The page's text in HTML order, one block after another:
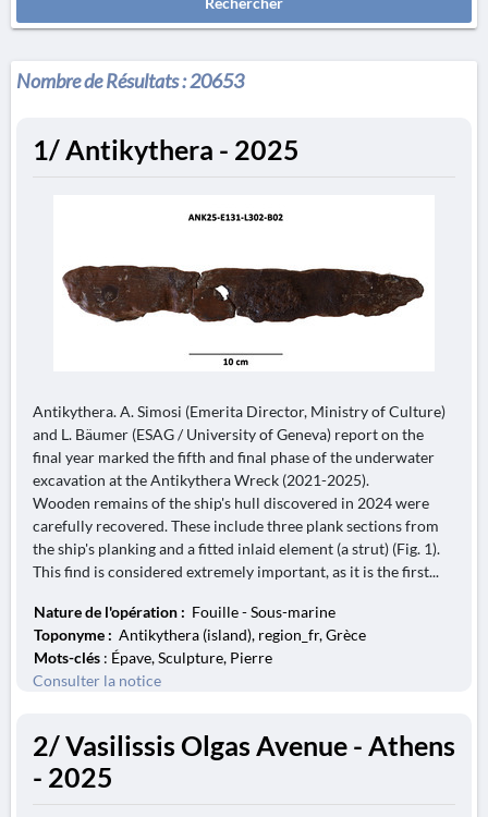
Nombre de Résultats :20653
1/ Antikythera - 2025
Antikythera. A. Simosi (Emerita Director, Ministry of Culture)
and L. Bäumer (ESAG / University of Geneva) report on the
final year marked the fifth and final phase of the underwater
excavation at the Antikythera Wreck (2021-2025).
Wooden remains of the ship's hull discovered in 2024 were
carefully recovered. These include three plank sections from
the ship's planking and a fitted inlaid element (a strut) (Fig. 1).
This find is considered extremely important, as it is the first...
Nature de l'opération : Fouille - Sous-marine
Toponyme : Antikythera (island), region_fr, Grèce
Mots-clés : Épave, Sculpture, Pierre
Consulter la notice
2/ Vasilissis Olgas Avenue - Athens
- 2025